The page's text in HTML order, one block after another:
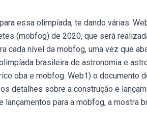
essa olimpíada, te dando várias.
(mobfog) de 2020, que será
cada nível da mobfog, uma vez que
brasileira de astronomia e
oba e mobfog. Web1) o documento
detalhes sobre a construção e
para a mobfog, a mostra